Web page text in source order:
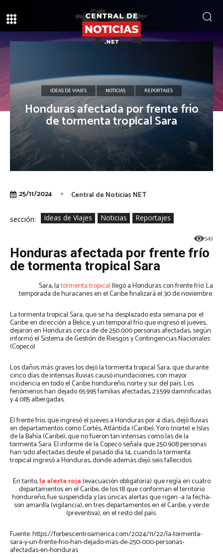
IDEAS DE VIAJES NOTICIAS REPORTAJES
Honduras afectada por frente frío
de tormenta tropical Sara
25/11/2024 Central de Noticias NET
sección: Ideas de Viajes Noticias Reportajes
549
Honduras afectada por frente frío
de tormenta tropical Sara
Sara, latormenta tropicalllegó a Honduras con frente frío. La
temporada de huracanes en el Caribe finalizará el 30 de noviembre.
La tormenta tropical Sara, que se ha desplazado esta semana por el
Caribe en dirección a Belice, y un temporal frío que ingresó el jueves,
dejaron en Honduras cerca de de 250.000 personas afectadas, según
informó el Sistema de Gestión de Riesgos y Contingencias Nacionales
(Copeco).
Los daños más graves los dejó la tormenta tropical Sara, que durante
cinco días de intensas lluvias causó inundaciones, con mayor
incidencia en todo el Caribe hondureño, norte y sur del país. Los
fenómenos han dejado 65.995 familias afectadas, 23.599 damnificadas
y 4.085 albergadas.
El frente frío, que ingresó el jueves a Honduras por 4 días, dejó lluvias
en departamentos como Cortés, Atlántida (Caribe), Yoro (norte) e Islas
de la Bahía (Caribe), que no fueron tan intensas como las de la
tormenta Sara. El informe de la Copeco señala que 250.908 personas
han sido afectadas desde el pasado día 14, cuando la tormenta
tropical ingresó a Honduras, donde además dejó seis fallecidos.
En tanto,la alerta roja(evacuación obligatoria) que regía en cuatro
departamentos en el Caribe, de los 18 que conforman el territorio
hondureño, fue suspendida y las únicas alertas que rigen -a la fecha-
son amarilla (vigilancia), en tres departamentos en el Caribe, y verde
(preventiva), en el resto del país.
Fuente: https://forbescentroamerica.com/2024/11/22/la-tormenta-
sara-y-un-frente-frio-han-dejado-mas-de-250-000-personas-
afectadas-en-honduras